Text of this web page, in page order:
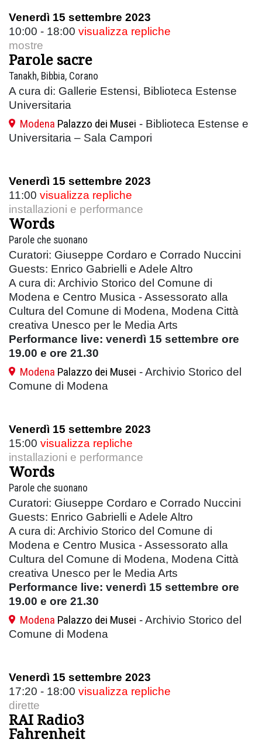
Venerdì 15 settembre 2023
10:00 - 18:00 visualizza repliche
mostre
Parole sacre
Tanakh, Bibbia, Corano
A cura di: Gallerie Estensi, Biblioteca Estense
Universitaria
Modena Palazzo dei Musei - Biblioteca Estense e
Universitaria – Sala Campori
Venerdì 15 settembre 2023
11:00 visualizza repliche
installazioni e performance
Words
Parole che suonano
Curatori: Giuseppe Cordaro e Corrado Nuccini
Guests: Enrico Gabrielli e Adele Altro
A cura di: Archivio Storico del Comune di
Modena e Centro Musica - Assessorato alla
Cultura del Comune di Modena, Modena Città
creativa Unesco per le Media Arts
Performance live: venerdì 15 settembre ore
19.00 e ore 21.30
Modena Palazzo dei Musei - Archivio Storico del
Comune di Modena
Venerdì 15 settembre 2023
15:00 visualizza repliche
installazioni e performance
Words
Parole che suonano
Curatori: Giuseppe Cordaro e Corrado Nuccini
Guests: Enrico Gabrielli e Adele Altro
A cura di: Archivio Storico del Comune di
Modena e Centro Musica - Assessorato alla
Cultura del Comune di Modena, Modena Città
creativa Unesco per le Media Arts
Performance live: venerdì 15 settembre ore
19.00 e ore 21.30
Modena Palazzo dei Musei - Archivio Storico del
Comune di Modena
Venerdì 15 settembre 2023
17:20 - 18:00 visualizza repliche
dirette
RAI Radio3
Fahrenheit